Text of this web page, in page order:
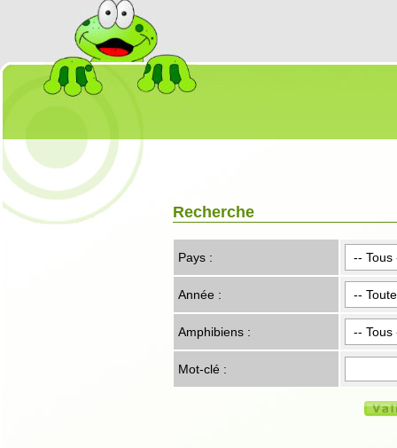
Recherche
Pays :
Année :
Amphibiens :
Mot-clé :